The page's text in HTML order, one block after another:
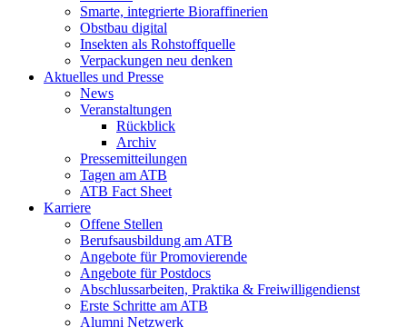
Smarte, integrierte Bioraffinerien
Obstbau digital
Insekten als Rohstoffquelle
Verpackungen neu denken
Aktuelles und Presse
News
Veranstaltungen
Rückblick
Archiv
Pressemitteilungen
Tagen am ATB
ATB Fact Sheet
Karriere
Offene Stellen
Berufsausbildung am ATB
Angebote für Promovierende
Angebote für Postdocs
Abschlussarbeiten, Praktika & Freiwilligendienst
Erste Schritte am ATB
Alumni Netzwerk